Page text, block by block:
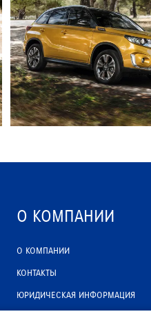
О КОМПАНИИ
О КОМПАНИИ
КОНТАКТЫ
ЮРИДИЧЕСКАЯ ИНФОРМАЦИЯ